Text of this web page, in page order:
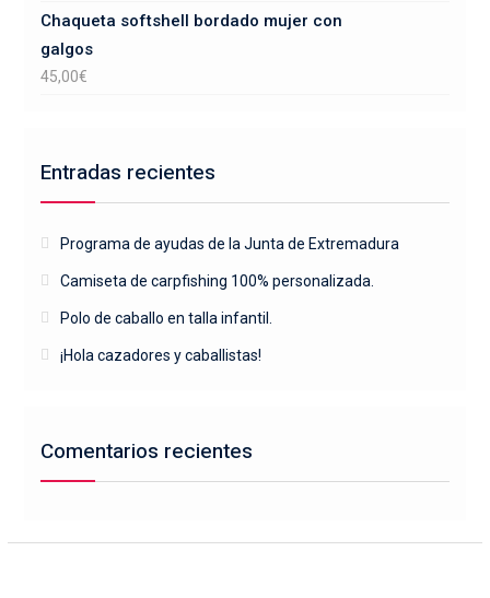
Chaqueta softshell bordado mujer con
galgos
45,00€
Entradas recientes
Programa de ayudas de la Junta de Extremadura
Camiseta de carpfishing 100% personalizada.
Polo de caballo en talla infantil.
¡Hola cazadores y caballistas!
Comentarios recientes